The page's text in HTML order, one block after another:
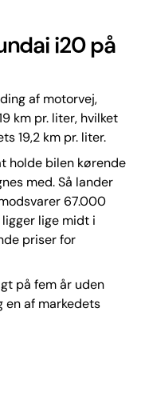
i20 på
af motorvej,
km pr. liter, hvilket
19,2 km pr. liter.
holde bilen kørende
med. Så lander
67.000
lige midt i
priser for
på fem år uden
af markedets